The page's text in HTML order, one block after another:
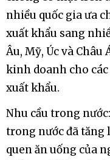
nhiều quốc gia ưa
xuất khẩu sang
Âu, Mỹ, Úc và
kinh doanh cho
xuất khẩu.
Nhu cầu trong
trong nước đã tăng
quen ăn uống của